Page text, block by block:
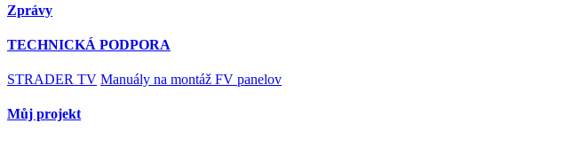
Zprávy
TECHNICKÁ PODPORA
STRADER TV Manuály na montáž FV panelov
Můj projekt